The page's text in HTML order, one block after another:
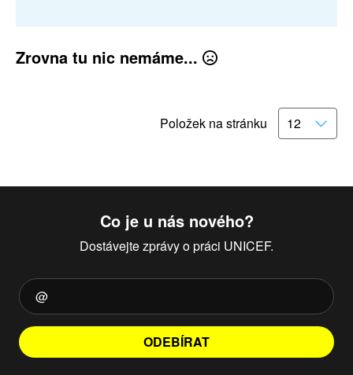
Zrovna tu nic nemáme...
Položek na stránku
Co je u nás nového?
Dostávejte zprávy o práci UNICEF.
ODEBÍRAT